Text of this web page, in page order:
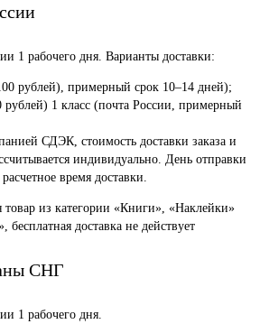
1 рабочего дня. Варианты доставки:
рублей), примерный срок 10–14 дней);
рублей) 1 класс (почта России, примерный
СДЭК, стоимость доставки заказа и
индивидуально. День отправки
время доставки.
товар из категории «Книги», «Наклейки»
доставка не действует
СНГ
1 рабочего дня.